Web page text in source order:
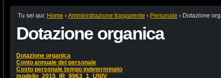
Tu sei qui: Home › Amministrazione trasparente › Personale › Dotazione
Dotazione organica
Dotazione organica
Conto annuale del personale
Costo personale tempo indeterminato
modello_2015_IR_9963_1_UNIV